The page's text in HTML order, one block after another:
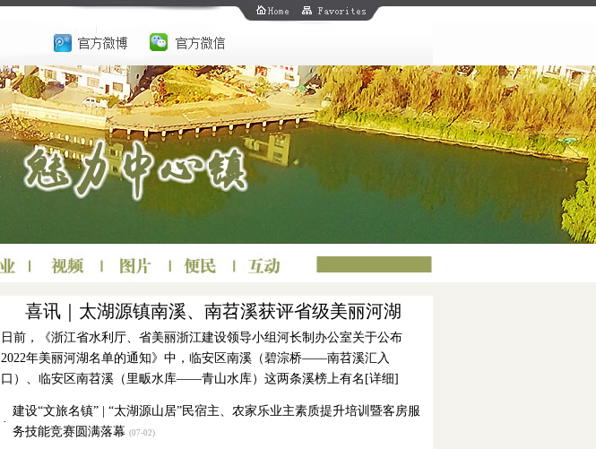
喜讯｜太湖源镇南溪、南苕溪获评省级美丽河湖
日前，《浙江省水利厅、省美丽浙江建设领导小组河长制办公室关于公布
2022年美丽河湖名单的通知》中，临安区南溪（碧淙桥——南苕溪汇入
口）、临安区南苕溪（里畈水库——青山水库）这两条溪榜上有名[详细]
·
建设“文旅名镇” | “太湖源山居”民宿主、农家乐业主素质提升培训暨客房服
务技能竞赛圆满落幕 (07-02)